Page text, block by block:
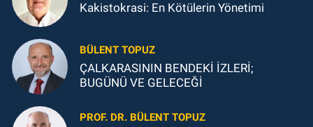
Kakistokrasi: En Kötülerin Yönetimi
BÜLENT TOPUZ
ÇALKARASININ BENDEKİ İZLERİ;
BUGÜNÜ VE GELECEĞİ
PROF. DR. BÜLENT TOPUZ